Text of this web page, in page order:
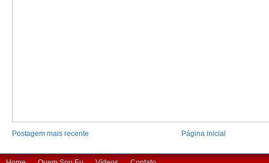
Postagem mais recente Página inicial